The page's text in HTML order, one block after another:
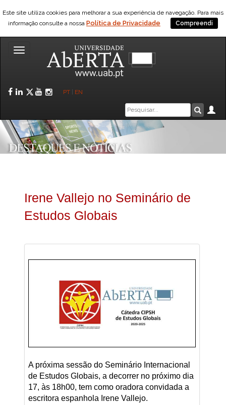
Este site utiliza cookies para melhorar a sua experiência de navegação. Para mais
informação consulte a nossa Política de Privacidade Compreendi
Toggle
Facebook
LinkedIn
Twitter
YouTube
Instagram
PT EN
Caixa
de
pesquisa
Irene Vallejo no Seminário de
Estudos Globais
A próxima sessão do Seminário Internacional
de Estudos Globais, a decorrer no próximo dia
17, às 18h00, tem como oradora convidada a
escritora espanhola Irene Vallejo.